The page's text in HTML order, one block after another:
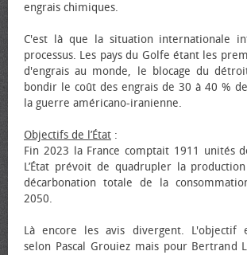
engrais chimiques.
C'est là que la situation internationale
processus. Les pays du Golfe étant les
d'engrais au monde, le blocage du
bondir le coût des engrais de 30 à 40 %
la guerre américano-iranienne.
Objectifs de l’État :
Fin 2023 la France comptait 1911 unités
L’État prévoit de quadrupler la
décarbonation totale de la
2050.
Là encore les avis divergent. L'objectif
selon Pascal Grouiez mais pour Bertrand